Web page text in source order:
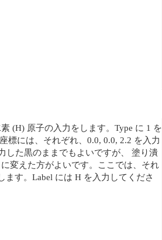
(H) 原子の入力をします。Type に 1 を
標には、それぞれ、0.0, 0.0, 2.2 を入力
した黒のままでもよいですが、 塗り潰
変えた方がよいです。ここでは、それ
ます。Label には H を入力してくださ